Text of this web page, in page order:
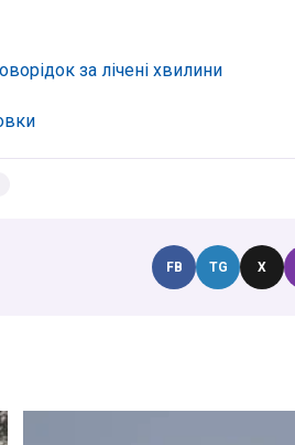
за лічені хвилини
FB TG X